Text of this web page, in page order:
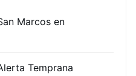
Marcos en
Temprana